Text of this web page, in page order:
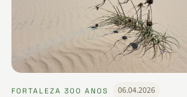
FORTALEZA 300 ANOS 06.04.2026